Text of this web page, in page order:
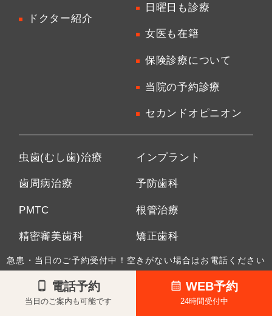
急患・当日のご予約受付中！空きがない場合はお電話ください
電話予約
当日のご案内も可能です
WEB予約
24時間受付中
ドクター紹介
日曜日も診療
女医も在籍
保険診療について
当院の予約診療
セカンドオピニオン
虫歯(むし歯)治療 インプラント
歯周病治療 予防歯科
PMTC 根管治療
精密審美歯科 矯正歯科
さよなら銀歯 ホワイトニング
自由が丘で
ホワイトニング
ダイレクト
ボンディング治療